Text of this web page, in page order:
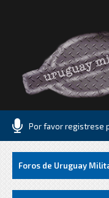
Por favor registrese
Foros de Uruguay